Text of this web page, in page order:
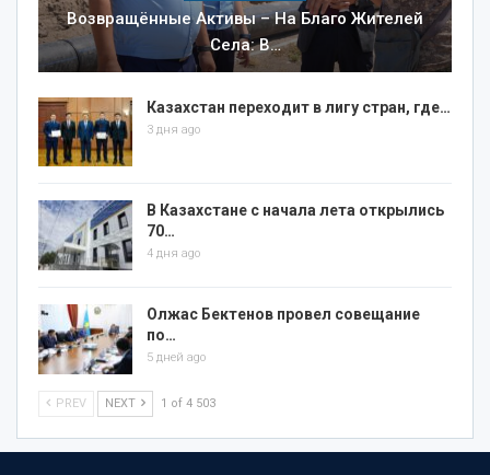
Возвращённые Активы – На Благо Жителей
Села: В…
Казахстан переходит в лигу стран, где…
3 дня ago
В Казахстане с начала лета открылись
70…
4 дня ago
Олжас Бектенов провел совещание
по…
5 дней ago
PREV NEXT 1 of 4 503